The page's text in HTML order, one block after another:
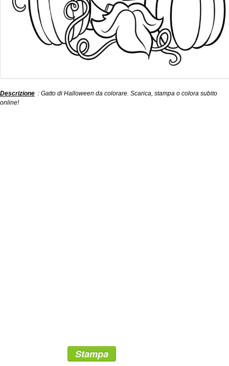
Descrizione : Gatto di Halloween da colorare. Scarica, stampa o colora subito
online!
Stampa